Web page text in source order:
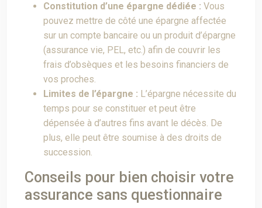
Constitution d’une épargne dédiée : Vous
pouvez mettre de côté une épargne affectée
sur un compte bancaire ou un produit d’épargne
(assurance vie, PEL, etc.) afin de couvrir les
frais d’obsèques et les besoins financiers de
vos proches.
Limites de l’épargne : L’épargne nécessite du
temps pour se constituer et peut être
dépensée à d’autres fins avant le décès. De
plus, elle peut être soumise à des droits de
succession.
Conseils pour bien choisir votre
assurance sans questionnaire